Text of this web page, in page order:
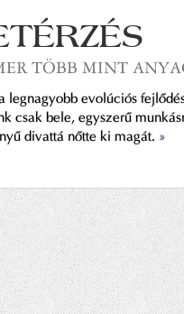
TÖBB MINT
legnagyobb evolúciós
csak bele, egyszerű
divattá nőtte ki magát. »